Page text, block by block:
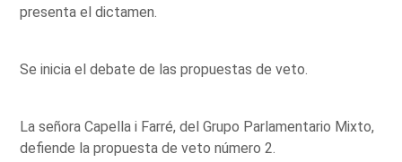
presenta el dictamen.
Se inicia el debate de las propuestas de veto.
La señora Capella i Farré, del Grupo Parlamentario Mixto,
defiende la propuesta de veto número 2.